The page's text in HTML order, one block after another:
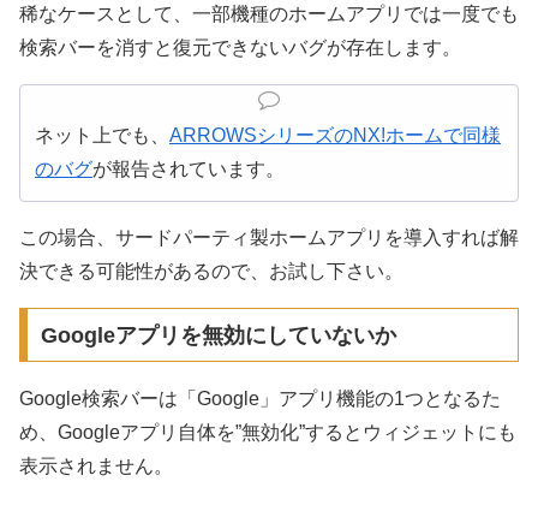
稀なケースとして、一部機種のホームアプリでは一度でも
検索バーを消すと復元できないバグが存在します。
ネット上でも、 ARROWSシリーズのNX!ホームで同様
のバグが報告されています。
この場合、サードパーティ製ホームアプリを導入すれば解
決できる可能性があるので、お試し下さい。
Googleアプリを無効にしていないか
Google検索バーは「Google」アプリ機能の1つとなるた
め、Googleアプリ自体を”無効化”するとウィジェットにも
表示されません。